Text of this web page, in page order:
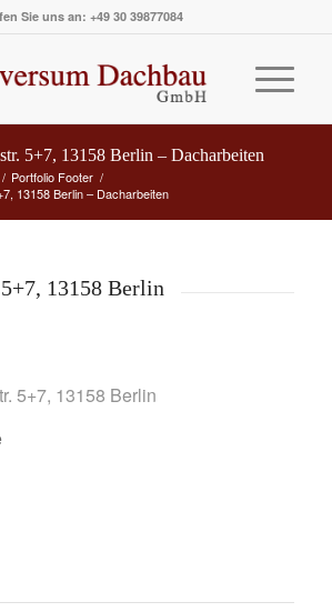
Sie uns an: +49 30 39877084
5+7, 13158 Berlin – Dacharbeiten
/ Portfolio Footer /
13158 Berlin – Dacharbeiten
13158 Berlin
5+7, 13158 Berlin